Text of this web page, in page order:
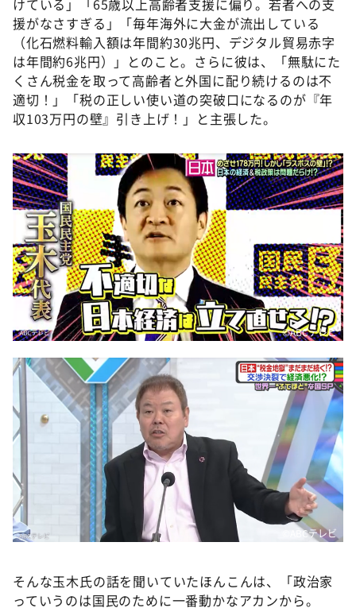
けている」「65歳以上高齢者支援に偏り。若者への支
援がなさすぎる」「毎年海外に大金が流出している
（化石燃料輸入額は年間約30兆円、デジタル貿易赤字
は年間約6兆円）」とのこと。さらに彼は、「無駄にた
くさん税金を取って高齢者と外国に配り続けるのは不
適切！」「税の正しい使い道の突破口になるのが『年
収103万円の壁』引き上げ！」と主張した。
©️ABCテレビ
©️ABCテレビ
そんな玉木氏の話を聞いていたほんこんは、「政治家
っていうのは国民のために一番動かなアカンから。